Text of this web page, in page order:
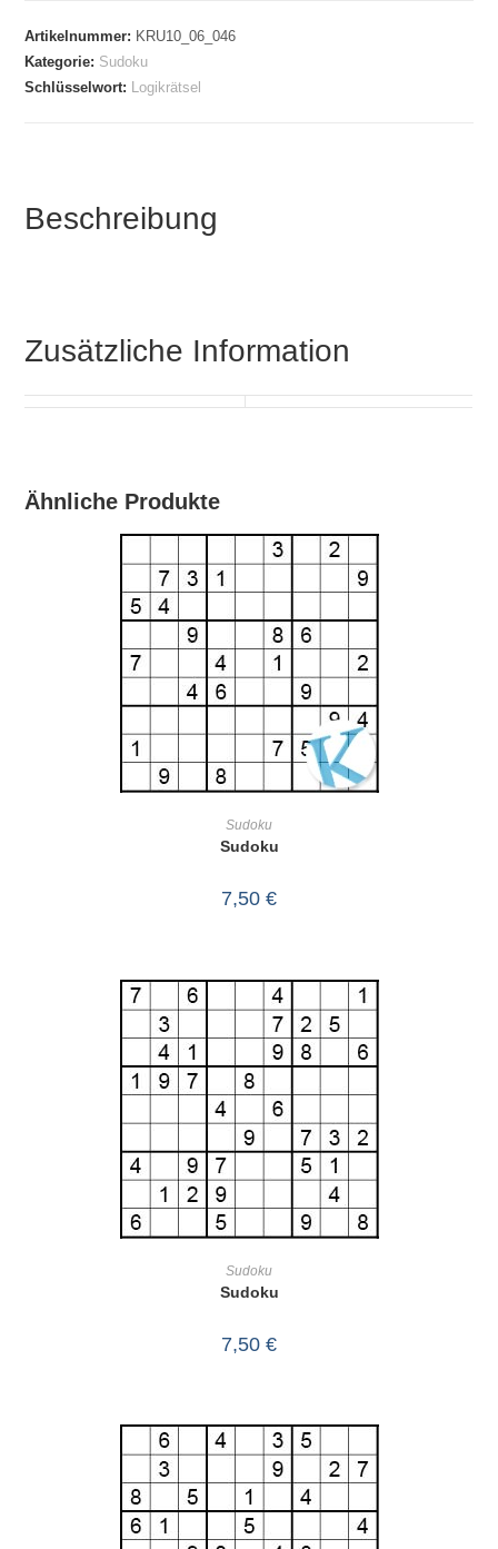
Artikelnummer: KRU10_06_046
Kategorie: Sudoku
Schlüsselwort: Logikrätsel
Beschreibung
Zusätzliche Information
Ähnliche Produkte
Sudoku
Sudoku
7,50 €
Sudoku
Sudoku
7,50 €